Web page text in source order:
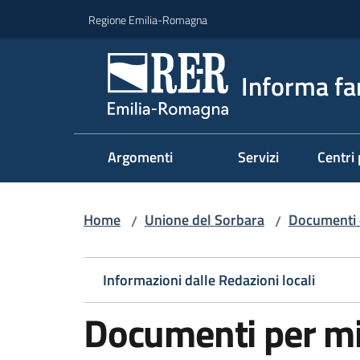
Regione Emilia-Romagna
Informa
Argomenti Servizi Centri
Home / Unione del Sorbara /
Informazioni dalle Redazioni locali
Documenti per